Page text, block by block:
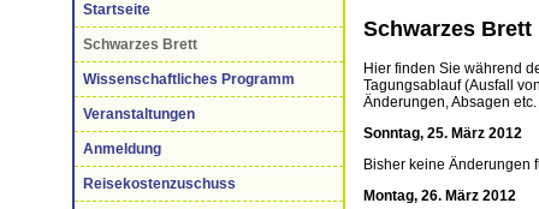
Startseite
Schwarzes Brett
Wissenschaftliches Programm
Veranstaltungen
Anmeldung
Reisekostenzuschuss
Schwarzes Brett
Hier finden Sie während
Tagungsablauf (Ausfall
Änderungen, Absagen
Sonntag, 25. März 2012
Bisher keine Änderungen
Montag, 26. März 2012